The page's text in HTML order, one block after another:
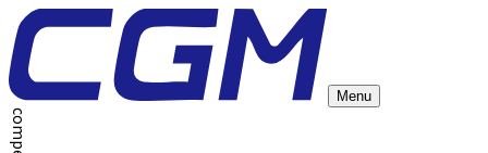
Menu